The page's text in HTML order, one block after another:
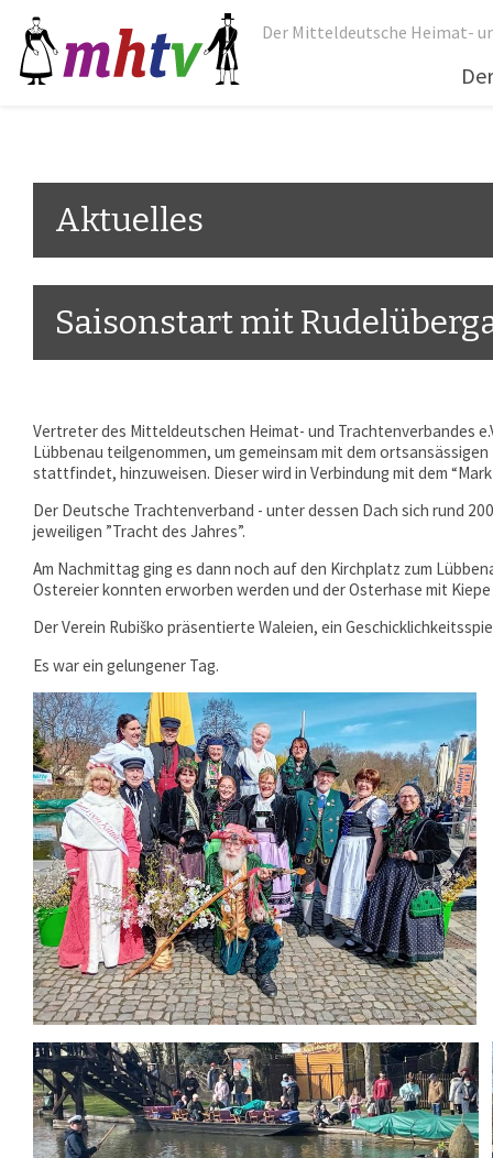
Der Mitteldeutsche Heimat-
Aktuelles
Saisonstart mit
Vertreter des Mitteldeutschen Heimat- und Trachtenverbandes
Lübbenau teilgenommen, um gemeinsam mit dem
stattfindet, hinzuweisen. Dieser wird in Verbindung mit dem
Der Deutsche Trachtenverband - unter dessen Dach sich rund
jeweiligen ”Tracht des Jahres”.
Am Nachmittag ging es dann noch auf den Kirchplatz zum
Ostereier konnten erworben werden und der Osterhase mit
Der Verein Rubiško präsentierte Waleien, ein
Es war ein gelungener Tag.